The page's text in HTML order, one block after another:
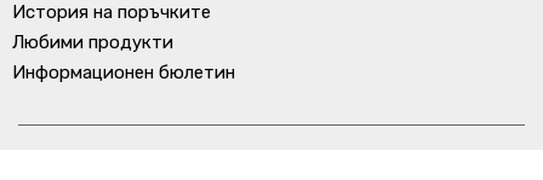
История на поръчките
Любими продукти
Информационен бюлетин